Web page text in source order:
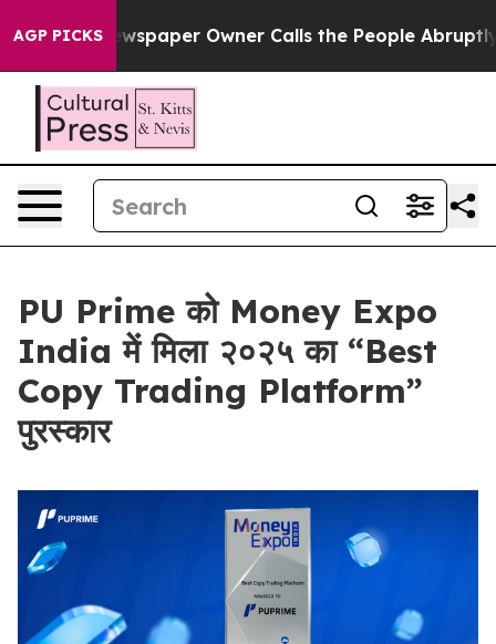
AGP PICKS
Newspaper Owner Calls the People Abruptly Laid
PU Prime को Money Expo
India में मिला २०२५ का “Best
Copy Trading Platform”
पुरस्कार